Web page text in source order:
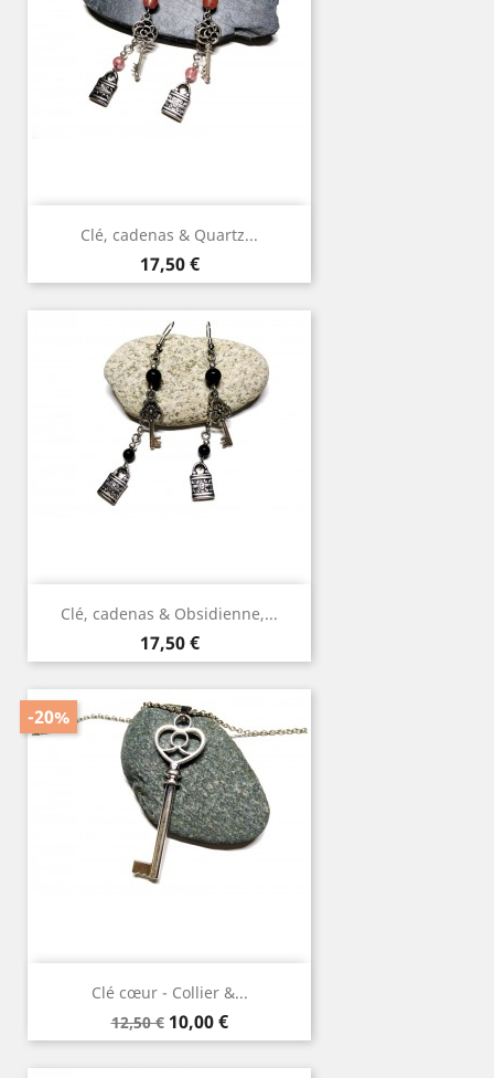
Clé, cadenas & Quartz...
Prix
17,50 €
Clé, cadenas & Obsidienne,...
Prix
17,50 €
Clé cœur - Collier &...
Prix
de
base
12,50 €
-20%
Prix
10,00 €